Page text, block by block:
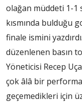
olağan müddeti 1-1
kısmında bulduğu
finale ismini
düzenlenen basın
Yöneticisi Recep
çok âlâ bir
geçemedikleri için